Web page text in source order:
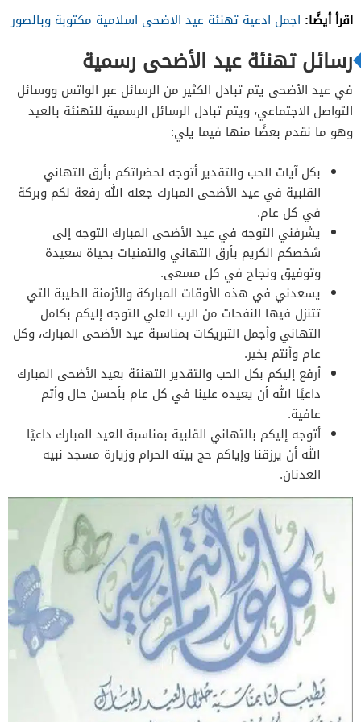
اقرأ أيضًا: اجمل ادعية تهنئة عيد الاضحى اسلامية مكتوبة وبالصور
رسائل تهنئة عيد الأضحى رسمية
في عيد الأضحى يتم تبادل الكثير من الرسائل عبر الواتس ووسائل
التواصل الاجتماعي، ويتم تبادل الرسائل الرسمية للتهنئة بالعيد
وهو ما نقدم بعضًا منها فيما يلي:
بكل آيات الحب والتقدير أتوجه لحضراتكم بأرق التهاني
القلبية في عيد الأضحى المبارك جعله الله رفعة لكم وبركة
في كل عام.
يشرفني التوجه في عيد الأضحى المبارك التوجه إلى
شخصكم الكريم بأرق التهاني والتمنيات بحياة سعيدة
وتوفيق ونجاح في كل مسعى.
يسعدني في هذه الأوقات المباركة والأزمنة الطيبة التي
تتنزل فيها النفحات من الرب العلي التوجه إليكم بكامل
التهاني وأجمل التبريكات بمناسبة عيد الأضحى المبارك، وكل
عام وأنتم بخير.
أرفع إليكم بكل الحب والتقدير التهنئة بعيد الأضحى المبارك
داعيًا الله أن يعيده علينا في كل عام بأحسن حال وأتم
عافية.
أتوجه إليكم بالتهاني القلبية بمناسبة العيد المبارك داعيًا
الله أن يرزقنا وإياكم حج بيته الحرام وزيارة مسجد نبيه
العدنان.